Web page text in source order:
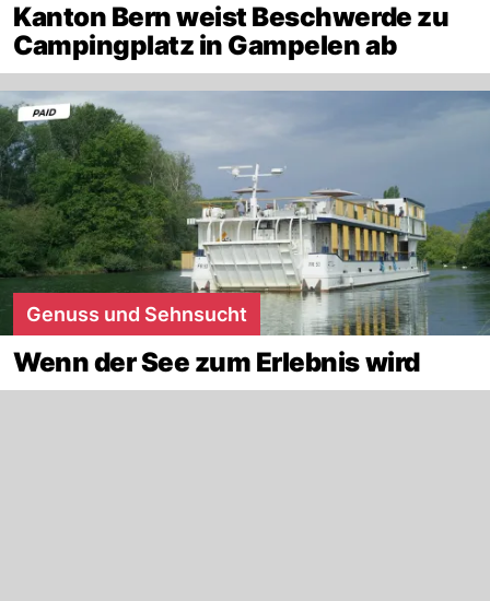
Kanton Bern weist Beschwerde zu
Campingplatz in Gampelen ab
Genuss und Sehnsucht
Wenn der See zum Erlebnis wird